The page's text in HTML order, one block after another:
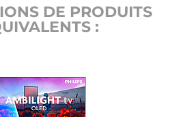
DE PRODUITS
: